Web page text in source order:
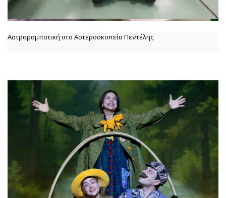
Αστρορομποτική στο Αστεροσκοπείο Πεντέλης